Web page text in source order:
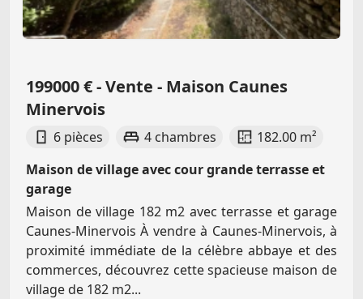
199000 € - Vente - Maison Caunes
Minervois
6 pièces 4 chambres
182.00 m²
Maison de village avec cour grande terrasse et
garage
Maison de village 182 m2 avec terrasse et garage
Caunes-Minervois À vendre à Caunes-Minervois, à
proximité immédiate de la célèbre abbaye et des
commerces, découvrez cette spacieuse maison de
village de 182 m2...